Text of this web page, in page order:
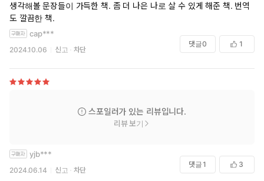
생각해볼 문장들이 가득한 책. 좀 더 나은 나로 살 수 있게 해준 책. 번역
도 깔끔한 책.
cap***
2024.10.06 신고 차단
댓글0 1
스포일러가 있는 리뷰입니다.
리뷰 보기
yjb***
2024.06.14 신고 차단
댓글 1 3